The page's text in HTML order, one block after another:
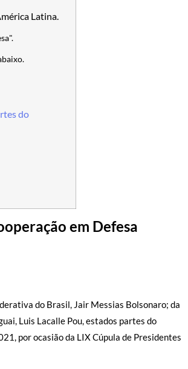
Latina.
do
em Defesa
do Brasil, Jair Messias Bolsonaro; da
Luis Lacalle Pou, estados partes do
por ocasião da LIX Cúpula de Presidentes